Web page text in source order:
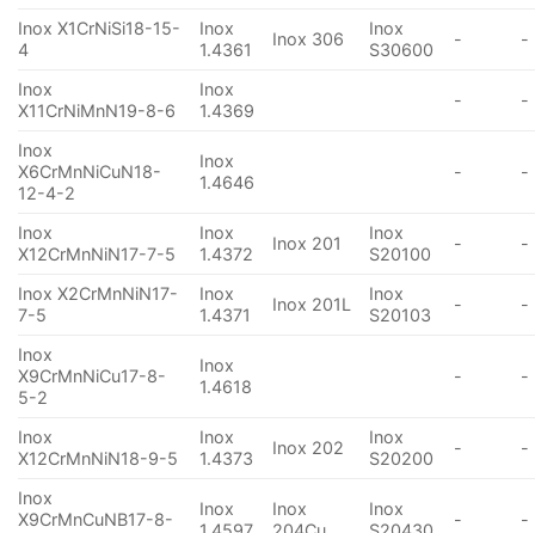
Inox X1CrNiSi18-15-
4
Inox
1.4361
Inox 306
Inox
S30600
- -
Inox
X11CrNiMnN19-8-6
Inox
1.4369
- -
Inox
X6CrMnNiCuN18-
12-4-2
Inox
1.4646
- -
Inox
X12CrMnNiN17-7-5
Inox
1.4372
Inox 201
Inox
S20100
- -
Inox X2CrMnNiN17-
7-5
Inox
1.4371
Inox 201L
Inox
S20103
- -
Inox
X9CrMnNiCu17-8-
5-2
Inox
1.4618
- -
Inox
X12CrMnNiN18-9-5
Inox
1.4373
Inox 202
Inox
S20200
- -
Inox
X9CrMnCuNB17-8-
Inox
Inox
Inox
- -